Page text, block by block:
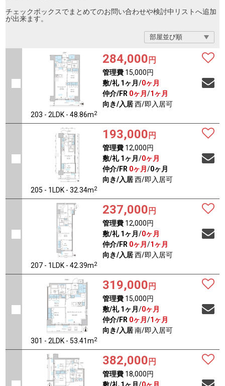
チェックボックスでまとめてのお問い合わせや検討中リストへ追加
が出来ます。
203 - 2LDK - 48.86m2
284,000 円
管理費15,000円
敷/礼 1ヶ月 /0ヶ月
仲介/FR 0ヶ月 /1ヶ月
向き/入居西/即入居可
205 - 1LDK - 32.34m2
193,000 円
管理費12,000円
敷/礼 1ヶ月 /0ヶ月
仲介/FR 0ヶ月 /0ヶ月
向き/入居西/即入居可
207 - 1LDK - 42.39m2
237,000 円
管理費12,000円
敷/礼 1ヶ月 /0ヶ月
仲介/FR 0ヶ月 /1ヶ月
向き/入居西/即入居可
301 - 2LDK - 53.41m2
319,000 円
管理費15,000円
敷/礼 1ヶ月 /0ヶ月
仲介/FR 0ヶ月 /1ヶ月
向き/入居南/即入居可
382,000 円
管理費18,000円